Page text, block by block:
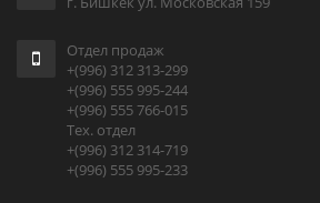
Отдел продаж
+(996) 312 313-299
+(996) 555 995-244
+(996) 555 766-015
Тех. отдел
+(996) 312 314-719
+(996) 555 995-233